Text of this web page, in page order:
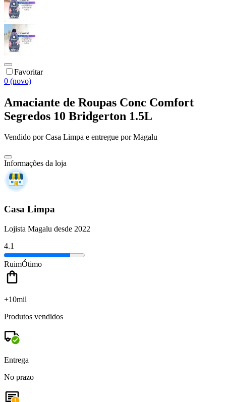
Favoritar
0 (novo)
Amaciante de Roupas Conc Comfort
Segredos 10 Bridgerton 1.5L
Vendido porCasa Limpa e entregue por Magalu
Informações da loja
Casa Limpa
Lojista Magalu desde 2022
4.1
RuimÓtimo
+10mil
Produtos vendidos
Entrega
No prazo